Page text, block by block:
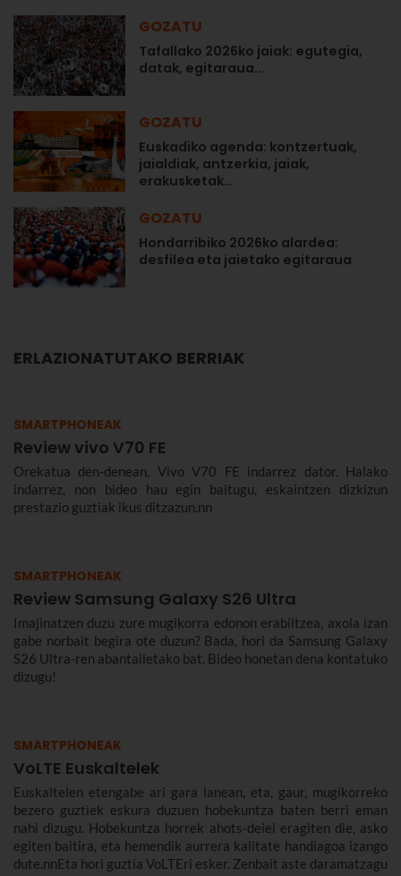
GOZATU
Tafallako 2026ko jaiak: egutegia,
datak, egitaraua...
GOZATU
Euskadiko agenda: kontzertuak,
jaialdiak, antzerkia, jaiak,
erakusketak…
GOZATU
Hondarribiko 2026ko alardea:
desfilea eta jaietako egitaraua
ERLAZIONATUTAKO BERRIAK
SMARTPHONEAK
Review vivo V70 FE
Orekatua den-denean, Vivo V70 FE indarrez dator. Halako
indarrez, non bideo hau egin baitugu, eskaintzen dizkizun
prestazio guztiak ikus ditzazun.nn
SMARTPHONEAK
Review Samsung Galaxy S26 Ultra
Imajinatzen duzu zure mugikorra edonon erabiltzea, axola izan
gabe norbait begira ote duzun? Bada, hori da Samsung Galaxy
S26 Ultra-ren abantailetako bat. Bideo honetan dena kontatuko
dizugu!
SMARTPHONEAK
VoLTE Euskaltelek
Euskaltelen etengabe ari gara lanean, eta, gaur, mugikorreko
bezero guztiek eskura duzuen hobekuntza baten berri eman
nahi dizugu. Hobekuntza horrek ahots-deiei eragiten die, asko
egiten baitira, eta hemendik aurrera kalitate handiagoa izango
dute.nnEta hori guztia VoLTEri esker. Zenbait aste daramatzagu